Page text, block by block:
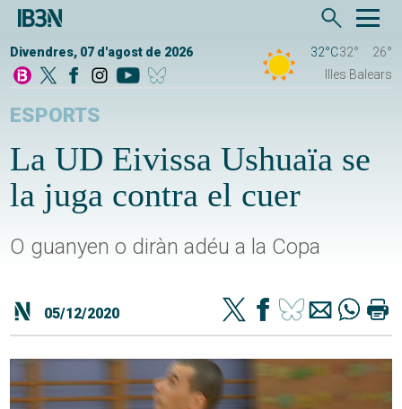
Divendres, 07 d'agost de 2026 32°C32°
26°
Illes Balears
ESPORTS
La UD Eivissa Ushuaïa se
la juga contra el cuer
O guanyen o diràn adéu a la Copa
05/12/2020